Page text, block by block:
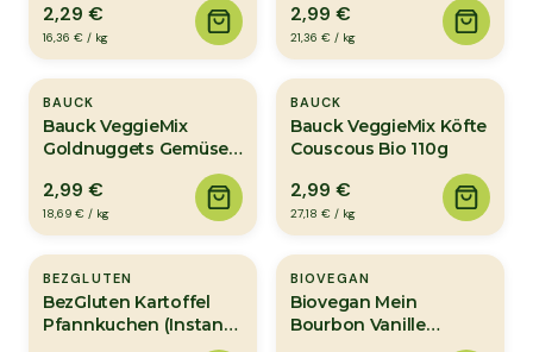
2,29 €
16,36 € / kg
Fertigmischung Bio
140g
2,99 €
21,36 € / kg
BAUCK
Bauck VeggieMix
Goldnuggets Gemüse
2,99 €
18,69 € / kg
BAUCK
Bauck VeggieMix Köfte
Couscous Bio 110g
2,99 €
27,18 € / kg
BEZGLUTEN
BezGluten Kartoffel
Pfannkuchen (Instant)
BIOVEGAN
Biovegan Mein
Bourbon Vanille